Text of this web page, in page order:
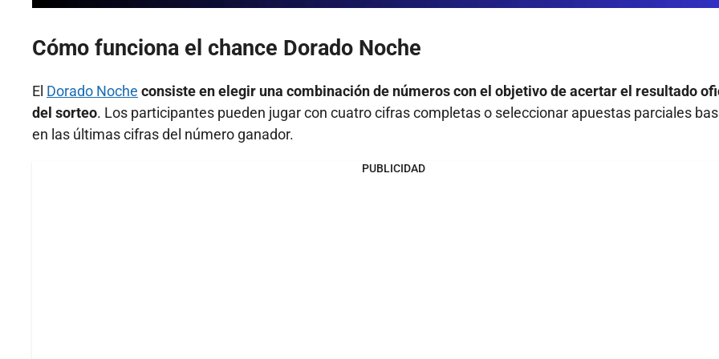
Cómo funciona el chance Dorado Noche
El Dorado Noche consiste en elegir una combinación de números con el objetivo de acertar el resultado
del sorteo. Los participantes pueden jugar con cuatro cifras completas o seleccionar apuestas parciales
en las últimas cifras del número ganador.
PUBLICIDAD